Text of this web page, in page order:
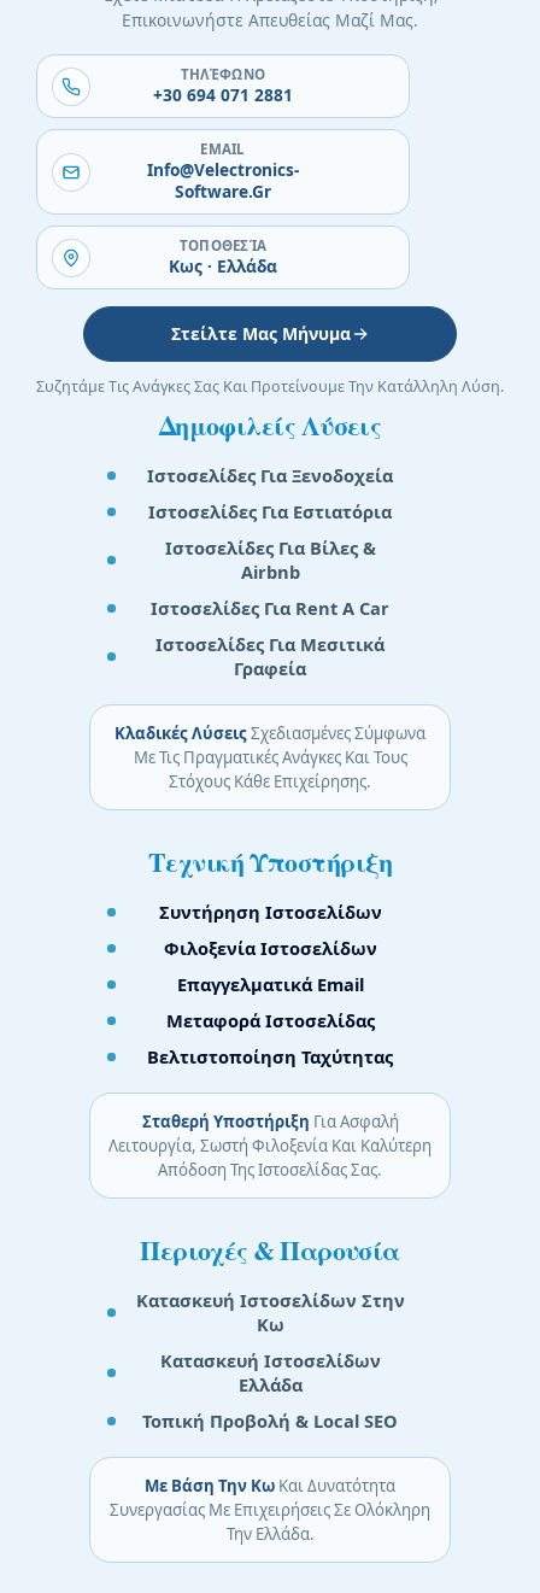
Επικοινωνήστε Απευθείας Μαζί Μας.
ΤΗΛΈΦΩΝΟ
+30 694 071 2881
EMAIL
Info@velectronics-
Software.gr
ΤΟΠΟΘΕΣΊΑ
Κως · Ελλάδα
Στείλτε Μας Μήνυμα
Συζητάμε Τις Ανάγκες Σας Και Προτείνουμε Την Κατάλληλη Λύση.
Δημοφιλείς Λύσεις
Ιστοσελίδες Για Ξενοδοχεία
Ιστοσελίδες Για Εστιατόρια
Ιστοσελίδες Για Βίλες &
Airbnb
Ιστοσελίδες Για Rent A Car
Ιστοσελίδες Για Μεσιτικά
Γραφεία
Κλαδικές ΛύσειςΣχεδιασμένες Σύμφωνα
Με Τις Πραγματικές Ανάγκες Και Τους
Στόχους Κάθε Επιχείρησης.
Τεχνική Υποστήριξη
Συντήρηση Ιστοσελίδων
Φιλοξενία Ιστοσελίδων
Επαγγελματικά Email
Μεταφορά Ιστοσελίδας
Βελτιστοποίηση Ταχύτητας
Σταθερή Υποστήριξη Για Ασφαλή
Λειτουργία, Σωστή Φιλοξενία Και Καλύτερη
Απόδοση Της Ιστοσελίδας Σας.
Περιοχές & Παρουσία
Κατασκευή Ιστοσελίδων Στην
Κω
Κατασκευή Ιστοσελίδων
Ελλάδα
Τοπική Προβολή & Local SEO
Με Βάση Την Κω Και Δυνατότητα
Συνεργασίας Με Επιχειρήσεις Σε Ολόκληρη
Την Ελλάδα.